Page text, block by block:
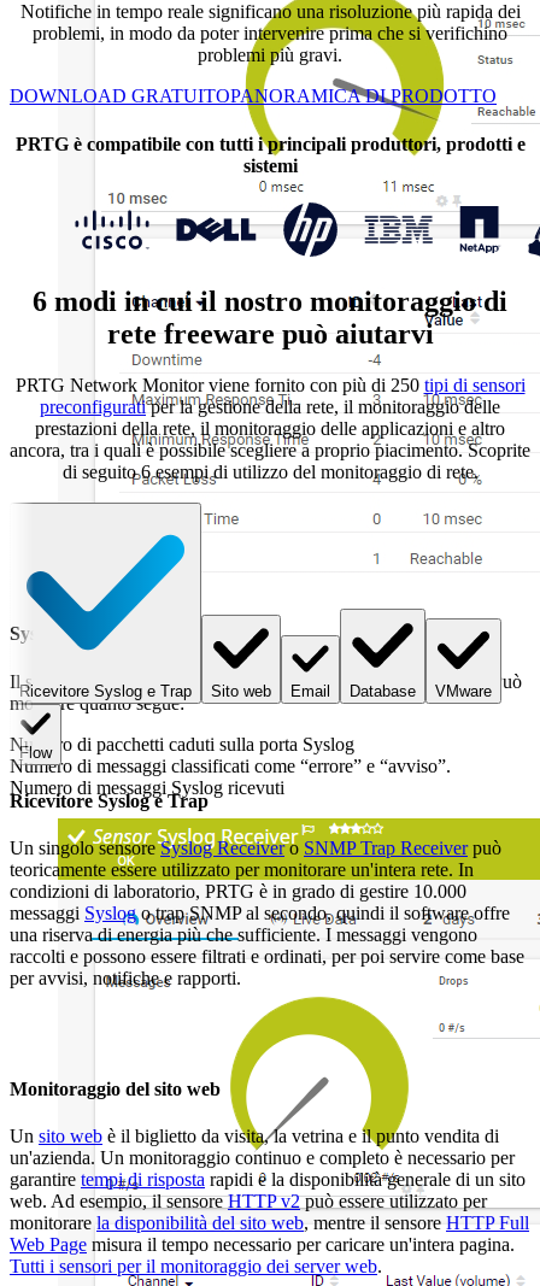
Syslog Receiver
Il sensore Syslog Receiver riceve e analizza i messaggi Syslog. Può
mostrare quanto segue:
Numero di pacchetti caduti sulla porta Syslog
Numero di messaggi classificati come “errore” e “avviso”.
Numero di messaggi Syslog ricevuti
Notifiche in tempo reale significano una risoluzione più rapida dei
problemi, in modo da poter intervenire prima che si verifichino
problemi più gravi.
DOWNLOAD GRATUITOPANORAMICA DI PRODOTTO
PRTG è compatibile con tutti i principali produttori, prodotti e
sistemi
6 modi in cui il nostro monitoraggio di
rete freeware può aiutarvi
PRTG Network Monitor viene fornito con più di 250 tipi di sensori
preconfiguratiper la gestione della rete, il monitoraggio delle
prestazioni della rete, il monitoraggio delle applicazioni e altro
ancora, tra i quali è possibile scegliere a proprio piacimento. Scoprite
di seguito 6 esempi di utilizzo del monitoraggio di rete.
Ricevitore Syslog e Trap Sito web Email Database VMware
Flow
Ricevitore Syslog e Trap
Un singolo sensoreSyslog Receivero SNMP Trap Receiverpuò
teoricamente essere utilizzato per monitorare un'intera rete. In
condizioni di laboratorio, PRTG è in grado di gestire 10.000
messaggi Syslogo trap SNMP al secondo, quindi il software offre
una riserva di energia più che sufficiente. I messaggi vengono
raccolti e possono essere filtrati e ordinati, per poi servire come base
per avvisi, notifiche e rapporti.
Monitoraggio del sito web
Un sito web è il biglietto da visita, la vetrina e il punto vendita di
un'azienda. Un monitoraggio continuo e completo è necessario per
garantire tempi di risposta rapidi e la disponibilità generale di un sito
web. Ad esempio, il sensoreHTTP v2può essere utilizzato per
monitorare la disponibilità del sito web, mentre il sensore HTTP Full
Web Page misura il tempo necessario per caricare un'intera pagina.
Tutti i sensori per il monitoraggio dei server web.